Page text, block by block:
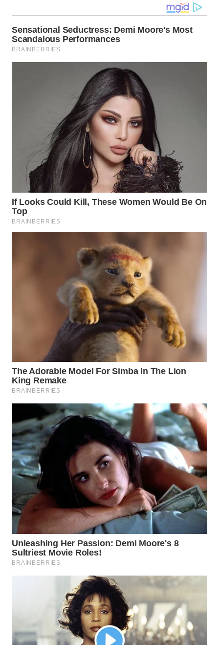
WN
SIMALUNGUN
WN
WN DELI
SERDANG
WN
TEBING
TINGGI
WN
DEPOK
TAPANULI
UTARA
WN
SAMOSIR
WN
PADANG
LAWAS
WN
SUMEDANG
KEPULAUAN
SERIBU